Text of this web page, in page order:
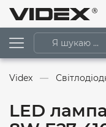
Videx
LED